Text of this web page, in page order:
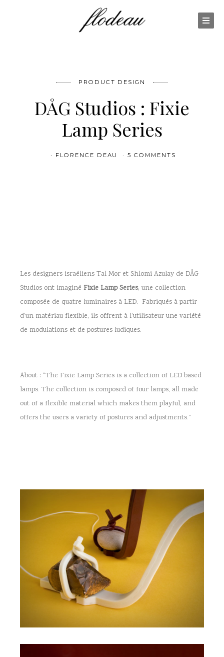
PRODUCT DESIGN
DÅG Studios : Fixie
Lamp Series
FLORENCE DEAU 5 COMMENTS
Les designers israéliens Tal Mor et Shlomi Azulay de DÅG
Studios ont imaginé Fixie Lamp Series, une collection
composée de quatre luminaires à LED. Fabriqués à partir
d’un matériau flexible, ils offrent à l’utilisateur une variété
de modulations et de postures ludiques.
About : “The Fixie Lamp Series is a collection of LED based
lamps. The collection is composed of four lamps, all made
out of a flexible material which makes them playful, and
offers the users a variety of postures and adjustments.”